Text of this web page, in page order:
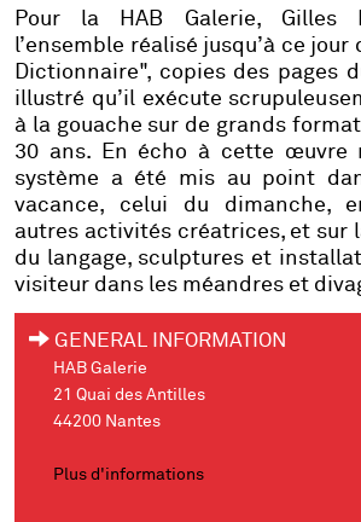
Pour la HAB Galerie, Gilles
l’ensemble réalisé jusqu’à ce jour
Dictionnaire", copies des pages
illustré qu’il exécute
à la gouache sur de grands
30 ans. En écho à cette œuvre
système a été mis au point
vacance, celui du dimanche,
autres activités créatrices, et sur
du langage, sculptures et
visiteur dans les méandres et
GENERAL INFORMATION
HAB Galerie
21 Quai des Antilles
44200 Nantes
Plus d'informations